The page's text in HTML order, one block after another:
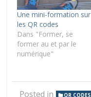
Une mini-formation sur
les QR codes
Dans "Former, se
former au et par le
numérique"
Posted in QR CODES